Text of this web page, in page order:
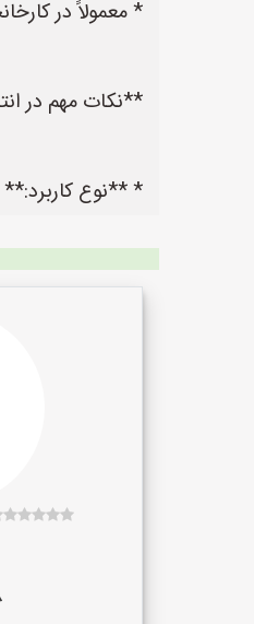
* معمولاً در
**نکات مهم در
* **نوع کاربرد:**